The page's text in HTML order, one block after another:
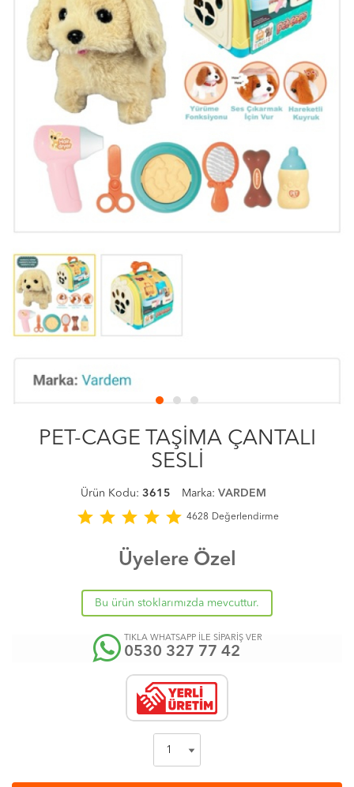
PET-CAGE TAŞİMA ÇANTALI
SESLİ
Ürün Kodu: 3615 Marka: VARDEM
star star star star star 4628 Değerlendirme
Üyelere Özel
Bu ürün stoklarımızda mevcuttur.
TIKLA WHATSAPP İLE SİPARİŞ VER
0530 327 77 42